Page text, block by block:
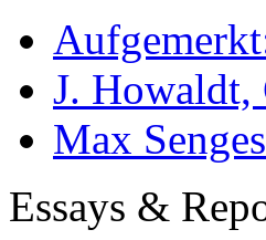
J. Howaldt,
Max
Essays &